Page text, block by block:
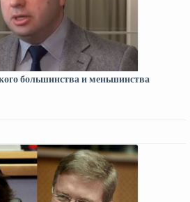
большинства и меньшинства